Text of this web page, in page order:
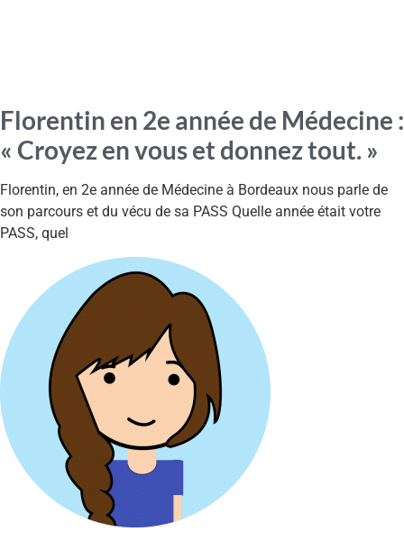
Florentin en 2e année de Médecine :
« Croyez en vous et donnez tout. »
Florentin, en 2e année de Médecine à Bordeaux nous parle de
son parcours et du vécu de sa PASS Quelle année était votre
PASS, quel